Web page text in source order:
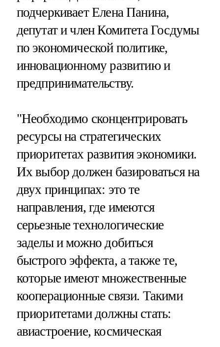
подчеркивает Елена Панина,
депутат и член Комитета Госдумы
по экономической политике,
инновационному развитию и
предпринимательству.
"Необходимо сконцентрировать
ресурсы на стратегических
приоритетах развития экономики.
Их выбор должен базироваться на
двух принципах: это те
направления, где имеются
серьезные технологические
заделы и можно добиться
быстрого эффекта, а также те,
которые имеют множественные
кооперационные связи. Такими
приоритетами должны стать:
авиастроение, космическая